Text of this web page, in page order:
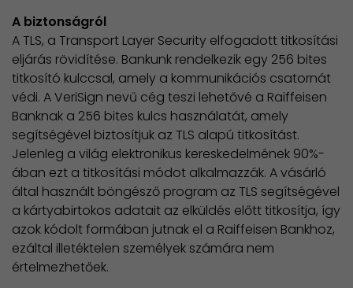
A biztonságról
A TLS, a Transport Layer Security elfogadott titkosítási
eljárás rövidítése. Bankunk rendelkezik egy 256 bites
titkosító kulccsal, amely a kommunikációs csatornát
védi. A VeriSign nevű cég teszi lehetővé a Raiffeisen
Banknak a 256 bites kulcs használatát, amely
segítségével biztosítjuk az TLS alapú titkosítást.
Jelenleg a világ elektronikus kereskedelmének 90%-
ában ezt a titkosítási módot alkalmazzák. A vásárló
által használt böngésző program az TLS segítségével
a kártyabirtokos adatait az elküldés előtt titkosítja, így
azok kódolt formában jutnak el a Raiffeisen Bankhoz,
ezáltal illetéktelen személyek számára nem
értelmezhetőek.